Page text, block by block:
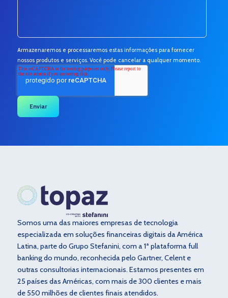
Armazenaremos e processaremos estas informações para fornecer
nossos produtos e serviços. Você pode cancelar a qualquer momento.
Somos uma das maiores empresas de tecnologia
especializada em soluções financeiras digitais da América
Latina, parte do Grupo Stefanini, com a 1ª plataforma full
banking do mundo, reconhecida pelo Gartner, Celent e
outras consultorias internacionais. Estamos presentes em
25 países das Américas, com mais de 300 clientes e mais
de 550 milhões de clientes finais atendidos.